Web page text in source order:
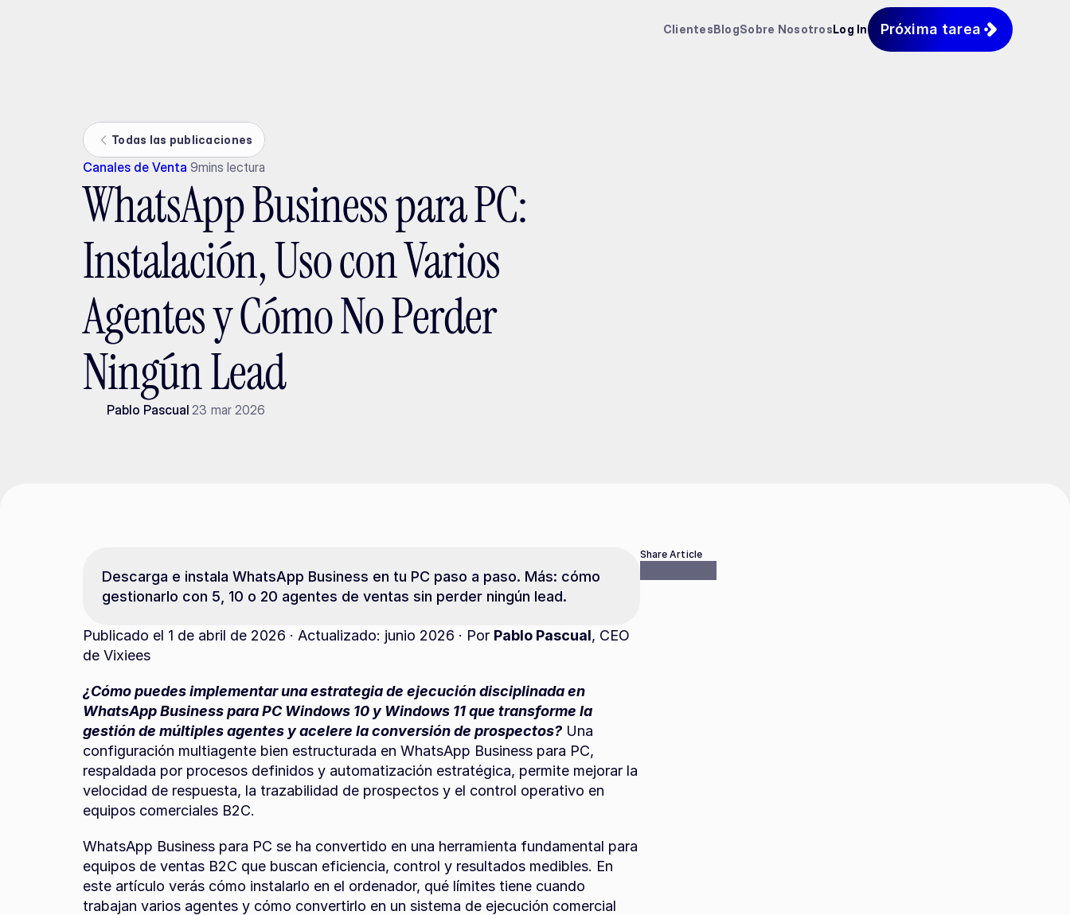
ClientesBlogSobre NosotrosLog In Próxima tarea
Todas las publicaciones
Canales de Venta 9mins lectura
WhatsApp Business para PC:
Instalación, Uso con Varios
Agentes y Cómo No Perder
Ningún Lead
Pablo Pascual 23 mar 2026
Descarga e instala WhatsApp Business en tu PC paso a paso. Más: cómo
gestionarlo con 5, 10 o 20 agentes de ventas sin perder ningún lead.
Publicado el 1 de abril de 2026 · Actualizado: junio 2026 · Por Pablo Pascual, CEO
de Vixiees
¿Cómo puedes implementar una estrategia de ejecución disciplinada en
WhatsApp Business para PC Windows 10 y Windows 11 que transforme la
gestión de múltiples agentes y acelere la conversión de prospectos? Una
configuración multiagente bien estructurada en WhatsApp Business para PC,
respaldada por procesos definidos y automatización estratégica, permite mejorar la
velocidad de respuesta, la trazabilidad de prospectos y el control operativo en
equipos comerciales B2C.
WhatsApp Business para PC se ha convertido en una herramienta fundamental para
equipos de ventas B2C que buscan eficiencia, control y resultados medibles. En
este artículo verás cómo instalarlo en el ordenador, qué límites tiene cuando
trabajan varios agentes y cómo convertirlo en un sistema de ejecución comercial
Share Article